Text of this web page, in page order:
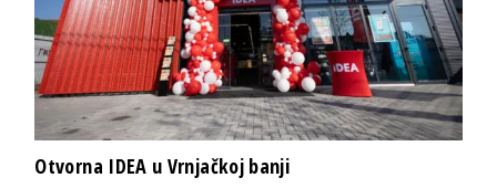
Otvorna IDEA u Vrnjačkoj banji